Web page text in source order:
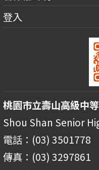
登入
桃園市立壽山高級中
Shou Shan Senior
電話：(03) 3501778
傳真：(03) 3297861